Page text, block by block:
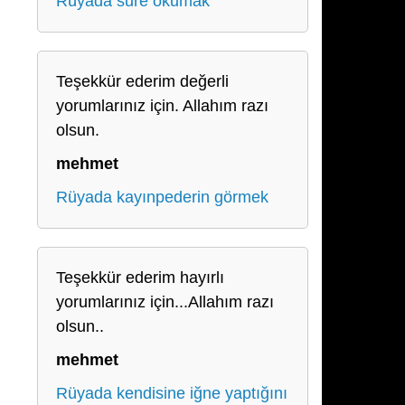
Teşekkür ederim değerli
yorumlarınız için. Allahım razı
olsun.
mehmet
Rüyada kayınpederin görmek
Teşekkür ederim hayırlı
yorumlarınız için...Allahım razı
olsun..
mehmet
Rüyada kendisine iğne yaptığını